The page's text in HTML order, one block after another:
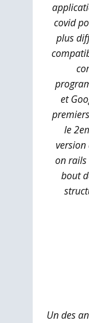
covid
plus
et
le
version
on rails
bout
Un des